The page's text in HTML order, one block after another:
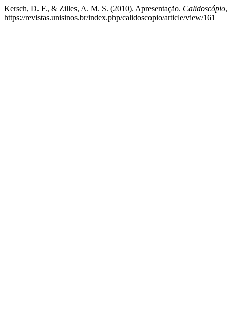
Kersch, D. F., & Zilles, A. M. S. (2010). Apresentação. Calidoscópio
https://revistas.unisinos.br/index.php/calidoscopio/article/view/161